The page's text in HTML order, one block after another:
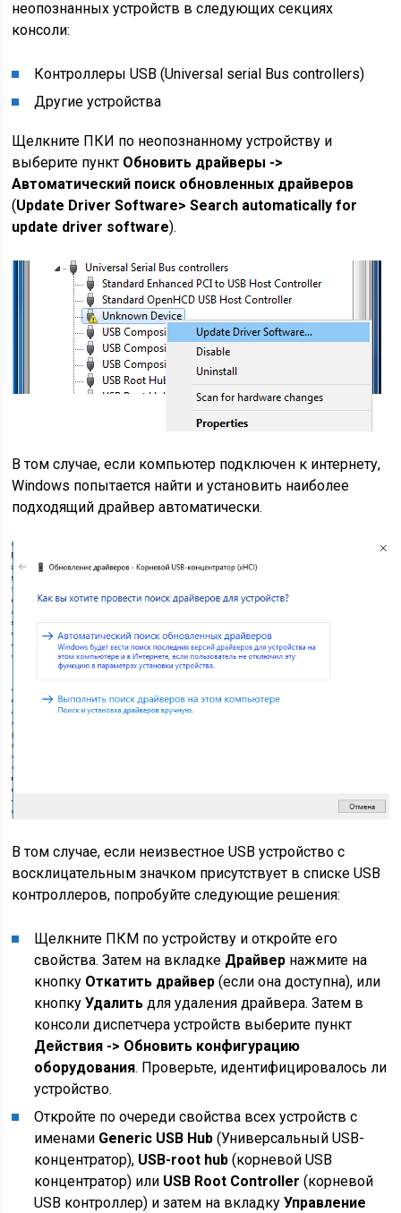
неопознанных устройств в следующих секциях
консоли:
Контроллеры USB (Universal serial Bus controllers)
Другие устройства
Щелкните ПКИ по неопознанному устройству и
выберите пункт Обновить драйверы ->
Автоматический поиск обновленных драйверов
(Update Driver Software> Search automatically for
update driver software).
В том случае, если компьютер подключен к интернету,
Windows попытается найти и установить наиболее
подходящий драйвер автоматически.
В том случае, если неизвестное USB устройство с
восклицательным значком присутствует в списке USB
контроллеров, попробуйте следующие решения:
Щелкните ПКМ по устройству и откройте его
свойства. Затем на вкладке Драйвер нажмите на
кнопку Откатить драйвер (если она доступна), или
кнопкуУдалить для удаления драйвера. Затем в
консоли диспетчера устройств выберите пункт
Действия -> Обновить конфигурацию
оборудования. Проверьте, идентифицировалось ли
устройство.
Откройте по очереди свойства всех устройств с
именами Generic USB Hub (Универсальный USB-
концентратор), USB-root hub (корневой USB
концентратор) или USB Root Controller (корневой
USB контроллер) и затем на вкладкуУправление